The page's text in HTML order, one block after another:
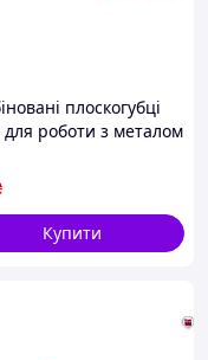
плоскогубці
для роботи з металом
ручками
Купити